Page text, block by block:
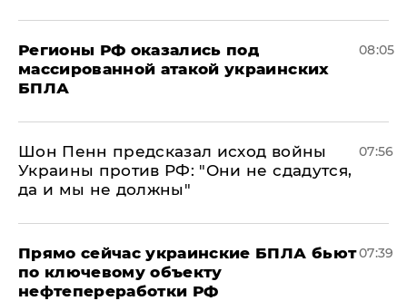
Регионы РФ оказались под
массированной атакой украинских
БПЛА
08:05
Шон Пенн предсказал исход войны
Украины против РФ: "Они не сдадутся,
да и мы не должны"
07:56
Прямо сейчас украинские БПЛА бьют
по ключевому объекту
нефтепереработки РФ
07:39